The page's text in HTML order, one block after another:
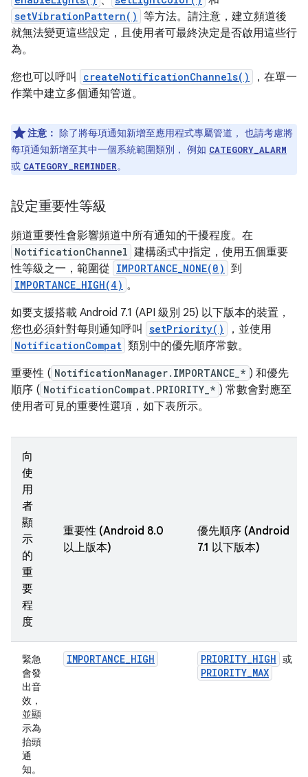
setVibrationPattern() 等方法。請注意，建立頻道後
就無法變更這些設定，且使用者可最終決定是否啟用這些行
為。
您也可以呼叫
createNotificationChannels()
，在單一
作業中建立多個通知管道。
注意： 除了將每項通知新增至應用程式專屬管道， 也請考慮將
每項通知新增至其中一個系統範圍類別， 例如 CATEGORY_ALARM
或 CATEGORY_REMINDER。
設定重要性等級
頻道重要性會影響頻道中所有通知的干擾程度。在
NotificationChannel 建構函式中指定，使用五個重要
性等級之一，範圍從 IMPORTANCE_NONE(0) 到
IMPORTANCE_HIGH(4) 。
如要支援搭載 Android 7.1 (API 級別 25) 以下版本的裝置，
您也必須針對每則通知呼叫
setPriority() ，並使用
NotificationCompat 類別中的優先順序常數。
重要性 ( NotificationManager.IMPORTANCE_* ) 和優先
順序 ( NotificationCompat.PRIORITY_* ) 常數會對應至
使用者可見的重要性選項，如下表所示。
向
使
用
者
顯
示
的
重
要
程
度
重要性 (Android 8.0
以上版本)
優先順序 (Android
7.1 以下版本)
緊急
會發
出音
效，
並顯
示為
抬頭
通
知。
IMPORTANCE_HIGH PRIORITY_HIGH 或
PRIORITY_MAX